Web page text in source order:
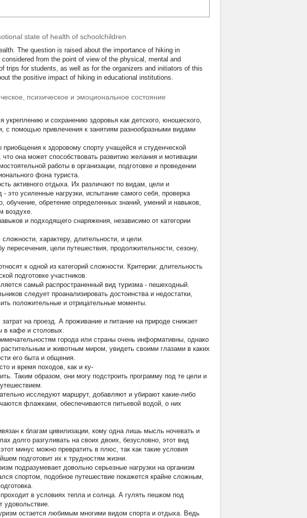
state of health of schoolchildren
The question is raised about the importance of hiking in
from the point of view of the physical, mental and
trips for students, as well as for the organizers and initiators of this
the positive impact of hiking in educational institutions.
психическое и эмоциональное состояние
и сохранению здоровья как детского, юношеского,
с помощью привлечения к занятиям разнообразными видами
к здоровому спорту учащейся и студенческой
она может способствовать развитию желания и мотивации
работы в организации, подготовке и проведении
фона туриста.
активного отдыха. Их различают по видам, цели и
это усиленные нагрузки, испытание самого себя, проверка
обучение, обретение определенных знаний, умений и навыков,
воздухе.
и подходящего снаряжения, независимо от категории
характеру, длительности, и цели.
цели путешествия, продолжительности, сезону,
к одной из категорий сложности. Критерии: длительность
подготовке участников.
самый распространенный вид туризма - пешеходный.
следует проанализировать достоинства и недостатки,
положительные и отрицательные моменты.
на проезд. А проживание и питание на природе снижает
в кафе и столовых.
города или страны очень информативны, однако
и животным миром, увидеть своими глазами в каких
его быта и общения.
и время походов, как и ку-
Таким образом, они могу подстроить программу под те цели и
исследуют маршрут, добавляют и убирают какие-либо
флажками, обеспечиваются питьевой водой, о них
к благам цивилизации, кому одна лишь мысль ночевать и
долго разгуливать на своих двоих, безусловно, этот вид
минус можно превратить в плюс, так как такие условия
подготовит их к трудностям жизни.
подразумевает довольно серьезные нагрузки на организм
спортом, подобное путешествие покажется крайне сложным,
в условиях тепла и солнца. А гулять пешком под
удовольствие.
остается любимым многими видом спорта и отдыха. Ведь